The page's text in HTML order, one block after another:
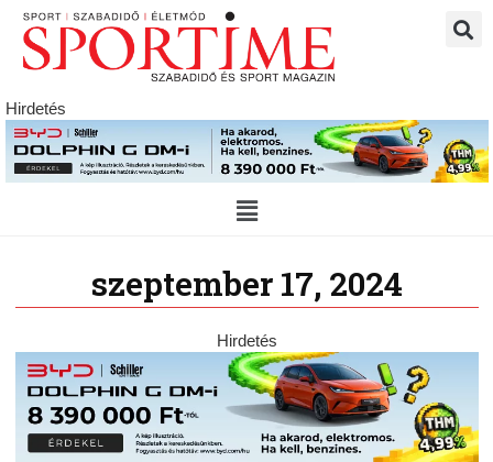
Skip
content
Hirdetés
Main
Menu
szeptember 17, 2024
Hirdetés